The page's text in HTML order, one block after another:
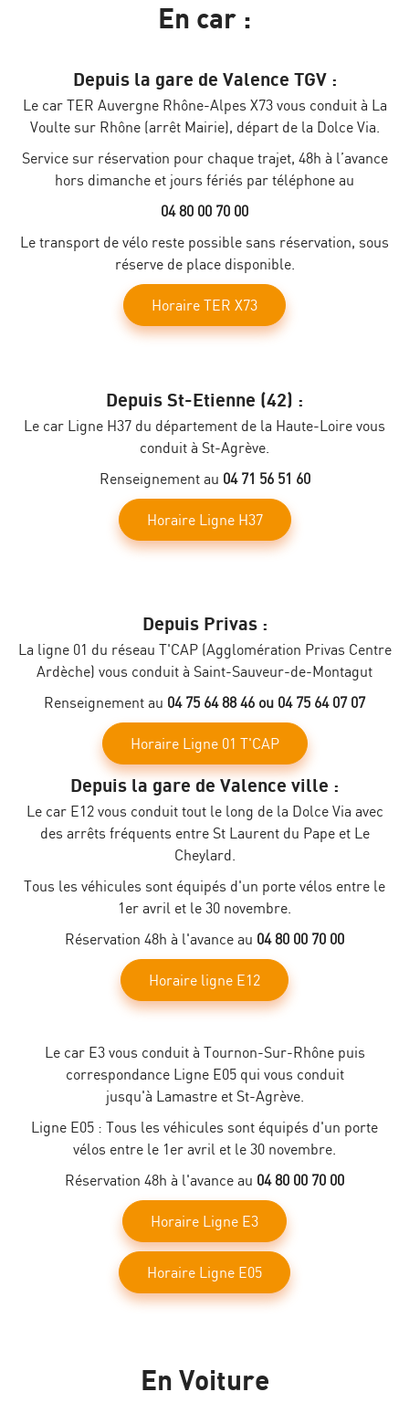
En car :
Depuis la gare de Valence TGV :
Le car TER Auvergne Rhône-Alpes X73 vous conduit à La
Voulte sur Rhône (arrêt Mairie), départ de la Dolce Via.
Service sur réservation pour chaque trajet, 48h à l’avance
hors dimanche et jours fériés par téléphone au
04 80 00 70 00
Le transport de vélo reste possible sans réservation, sous
réserve de place disponible.
Horaire TER X73
Depuis St-Etienne (42) :
Le car Ligne H37 du département de la Haute-Loire vous
conduit à St-Agrève.
Renseignement au 04 71 56 51 60
Horaire Ligne H37
Depuis Privas :
La ligne 01 du réseau T'CAP (Agglomération Privas Centre
Ardèche) vous conduit à Saint-Sauveur-de-Montagut
Renseignement au 04 75 64 88 46 ou 04 75 64 07 07
Horaire Ligne 01 T'CAP
Depuis la gare de Valence ville :
Le car E12 vous conduit tout le long de la Dolce Via avec
des arrêts fréquents entre St Laurent du Pape et Le
Cheylard.
Tous les véhicules sont équipés d'un porte vélos entre le
1er avril et le 30 novembre.
Réservation 48h à l'avance au 04 80 00 70 00
Horaire ligne E12
Le car E3 vous conduit à Tournon-Sur-Rhône puis
correspondance Ligne E05 qui vous conduit
jusqu'à Lamastre et St-Agrève.
Ligne E05 : Tous les véhicules sont équipés d'un porte
vélos entre le 1er avril et le 30 novembre.
Réservation 48h à l'avance au 04 80 00 70 00
Horaire Ligne E3
Horaire Ligne E05
En Voiture